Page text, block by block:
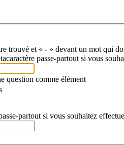
trouvé et « - » devant un mot qui
passe-partout si vous
question comme élément
partout si vous souhaitez